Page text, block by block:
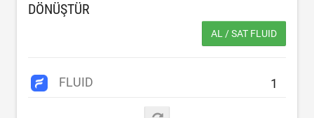
DÖNÜŞTÜR
AL / SAT FLUID
FLUID